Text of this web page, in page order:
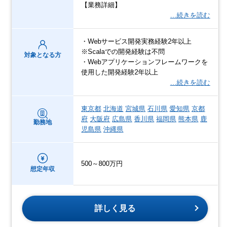
【業務詳細】
…続きを読む
対象となる方
・Webサービス開発実務経験2年以上
※Scalaでの開発経験は不問
・Webアプリケーションフレームワークを
使用した開発経験2年以上
…続きを読む
勤務地
東京都 北海道 宮城県 石川県 愛知県 京都
府 大阪府 広島県 香川県 福岡県 熊本県 鹿
児島県 沖縄県
想定年収
500～800万円
詳しく見る